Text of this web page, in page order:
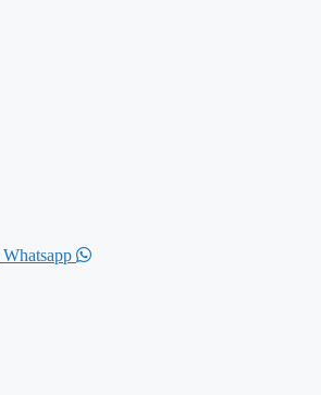
Whatsapp